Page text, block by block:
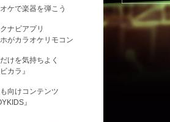
ケで楽器を弾こう
ナビアプリ
がカラオケリモコン
けを気持ちよく
ビカラ』
向けコンテンツ
』